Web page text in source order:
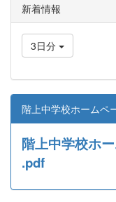
新着情報
3日分
階上中学校ホームペ
階上中学校ホ
.pdf